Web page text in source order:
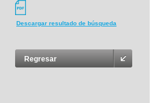
Descargar resultado de búsqueda
Regresar